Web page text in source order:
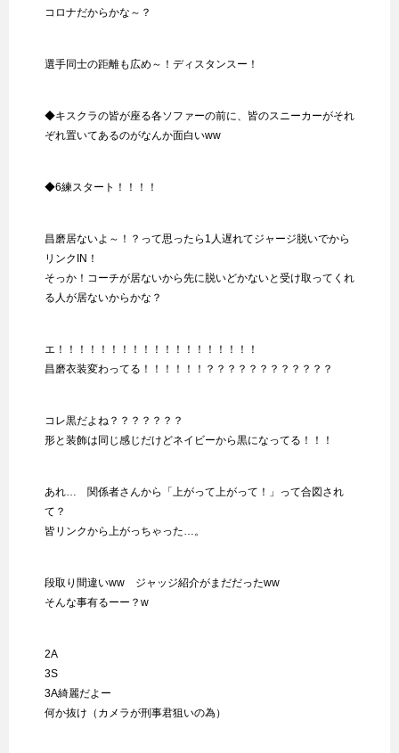
コロナだからかな～？
選手同士の距離も広め～！ディスタンスー！
◆キスクラの皆が座る各ソファーの前に、皆のスニーカーがそれ
ぞれ置いてあるのがなんか面白いww
◆6練スタート！！！！
昌磨居ないよ～！？って思ったら1人遅れてジャージ脱いでから
リンクIN！
そっか！コーチが居ないから先に脱いどかないと受け取ってくれ
る人が居ないからかな？
エ！！！！！！！！！！！！！！！！！！！
昌磨衣装変わってる！！！！！！？？？？？？？？？？？？
コレ黒だよね？？？？？？？
形と装飾は同じ感じだけどネイビーから黒になってる！！！
あれ… 関係者さんから「上がって上がって！」って合図され
て？
皆リンクから上がっちゃった…。
段取り間違いww ジャッジ紹介がまだだったww
そんな事有るーー？w
2A
3S
3A綺麗だよー
何か抜け（カメラが刑事君狙いの為）